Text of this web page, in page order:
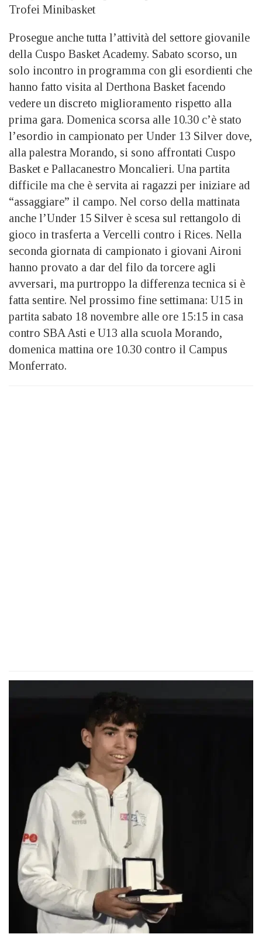
Trofei Minibasket
Prosegue anche tutta l’attività del settore giovanile
della Cuspo Basket Academy. Sabato scorso, un
solo incontro in programma con gli esordienti che
hanno fatto visita al Derthona Basket facendo
vedere un discreto miglioramento rispetto alla
prima gara. Domenica scorsa alle 10.30 c’è stato
l’esordio in campionato per Under 13 Silver dove,
alla palestra Morando, si sono affrontati Cuspo
Basket e Pallacanestro Moncalieri. Una partita
difficile ma che è servita ai ragazzi per iniziare ad
“assaggiare” il campo. Nel corso della mattinata
anche l’Under 15 Silver è scesa sul rettangolo di
gioco in trasferta a Vercelli contro i Rices. Nella
seconda giornata di campionato i giovani Aironi
hanno provato a dar del filo da torcere agli
avversari, ma purtroppo la differenza tecnica si è
fatta sentire. Nel prossimo fine settimana: U15 in
partita sabato 18 novembre alle ore 15:15 in casa
contro SBA Asti e U13 alla scuola Morando,
domenica mattina ore 10.30 contro il Campus
Monferrato.